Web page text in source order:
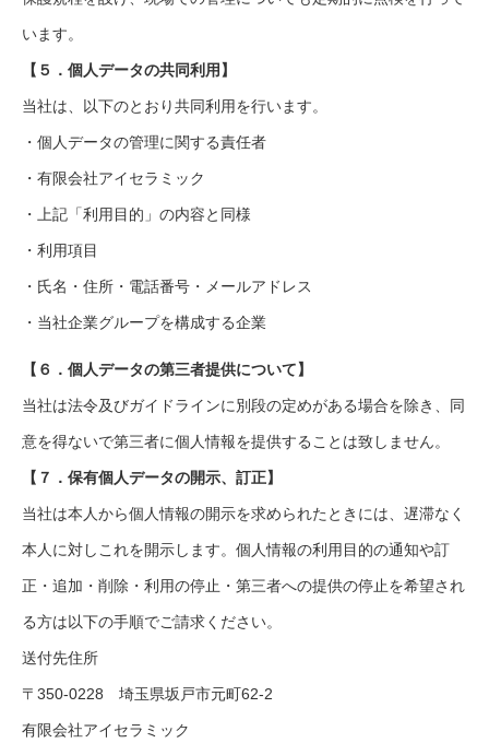
います。
【５．個人データの共同利用】
当社は、以下のとおり共同利用を行います。
・個人データの管理に関する責任者
・有限会社アイセラミック
・上記「利用目的」の内容と同様
・利用項目
・氏名・住所・電話番号・メールアドレス
・当社企業グループを構成する企業
【６．個人データの第三者提供について】
当社は法令及びガイドラインに別段の定めがある場合を除き、同
意を得ないで第三者に個人情報を提供することは致しません。
【７．保有個人データの開示、訂正】
当社は本人から個人情報の開示を求められたときには、遅滞なく
本人に対しこれを開示します。個人情報の利用目的の通知や訂
正・追加・削除・利用の停止・第三者への提供の停止を希望され
る方は以下の手順でご請求ください。
送付先住所
〒350-0228 埼玉県坂戸市元町62-2
有限会社アイセラミック